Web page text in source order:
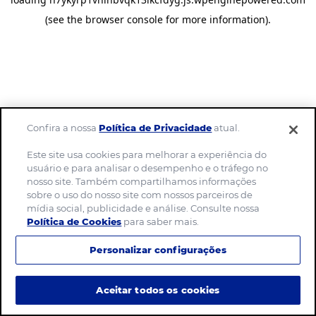
(see the browser console for more information).
Confira a nossaPolítica de Privacidadeatual.
Este site usa cookies para melhorar a experiência do
usuário e para analisar o desempenho e o tráfego no
nosso site. Também compartilhamos informações
sobre o uso do nosso site com nossos parceiros de
mídia social, publicidade e análise. Consulte nossa
Política de Cookies para saber mais.
Personalizar configurações
Aceitar todos os cookies